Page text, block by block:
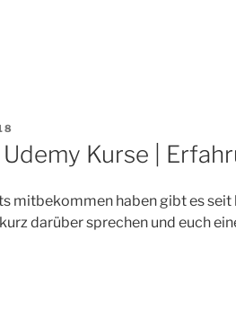
Kurse |
mitbekommen haben gibt es
darüber sprechen und euch